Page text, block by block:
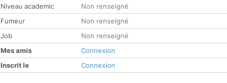
Niveau academic
Non renseigné
Fumeur
Non renseigné
Job
Non renseigné
Mes amis
Connexion
Inscrit le
Connexion